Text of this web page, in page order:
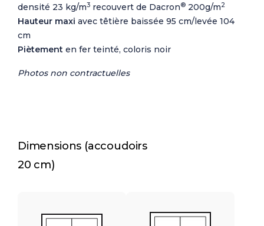
densité 23 kg/m3 recouvert de Dacron® 200g/m2
Hauteur maxi avec têtière baissée 95 cm/levée 104
cm
Piètement en fer teinté, coloris noir
Photos non contractuelles
Dimensions (accoudoirs
20 cm)